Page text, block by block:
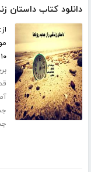
دانلود کتاب داستان
۱۰ صفحه